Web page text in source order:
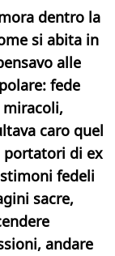
dentro la
si abita in
alle
fede
caro quel
portatori di ex
fedeli
sacre,
andare